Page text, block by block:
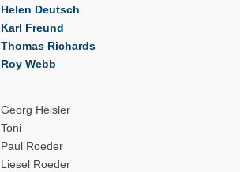
Helen Deutsch
Karl Freund
Thomas Richards
Roy Webb
Georg Heisler
Toni
Paul Roeder
Liesel Roeder